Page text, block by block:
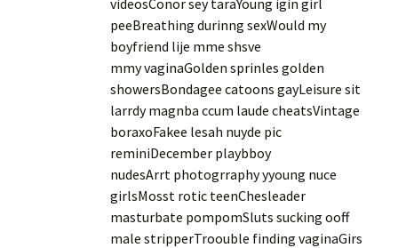
videosConor sey taraYoung igin girl
peeBreathing durinng sexWould my
boyfriend lije mme shsve
mmy vaginaGolden sprinles golden
showersBondagee catoons gayLeisure sit
larrdy magnba ccum laude cheatsVintage
boraxoFakee lesah nuyde pic
reminiDecember playbboy
nudesArrt photogrraphy yyoung nuce
girlsMosst rotic teenChesleader
masturbate pompomSluts sucking ooff
male stripperTroouble finding vaginaGirs